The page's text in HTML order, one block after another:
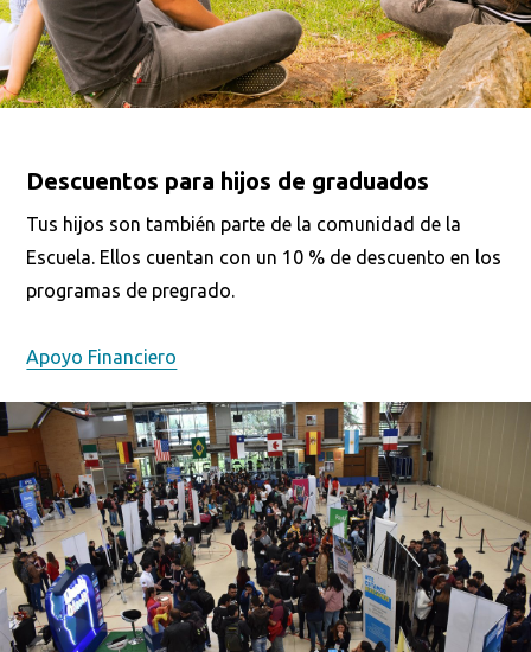
Descuentos para hijos de graduados
Tus hijos son también parte de la comunidad de la
Escuela. Ellos cuentan con un 10 % de descuento en los
programas de pregrado.
Apoyo Financiero